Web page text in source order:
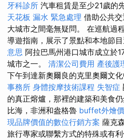
牙科診所 汽車租賃是至少21歲的
天花板 漏水 緊急處理 借助公共
大城市之間毫無疑問。 在巡航過
導遊指南，展示了景點和本地節目
意思 阿拉巴馬州港口城市成立於
城市之一。 清潔公司費用 產後護
下午到達新奧爾良的克里奧爾文化
事務所 身體按摩技術課程 失智症
的真正熔爐，那裡的建築和美食
比海，非洲和盎格魯 buffet外燴
現品牌價值的數位行銷方案 薩克
旅行專家或聯繫方式的特殊或有利